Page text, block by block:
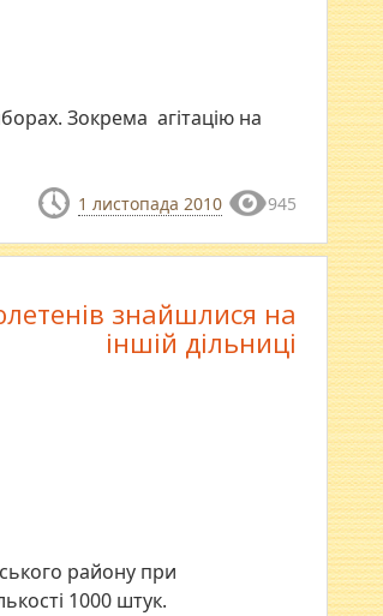
Зокрема агітацію на
1 листопада 2010 945
знайшлися на
іншій дільниці
району при
1000 штук.